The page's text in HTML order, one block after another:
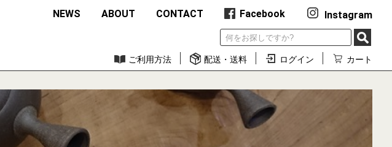
NEWS ABOUT CONTACT Facebook Instagram
ご利用方法 配送・送料 ログイン カート